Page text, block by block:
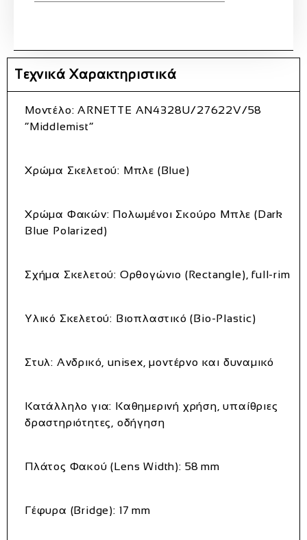
Τεχνικά Χαρακτηριστικά
Μοντέλο: ARNETTE AN4328U/27622V/58
“Middlemist”
Χρώμα Σκελετού: Μπλε (Blue)
Χρώμα Φακών: Πολωμένοι Σκούρο Μπλε (Dark
Blue Polarized)
Σχήμα Σκελετού: Ορθογώνιο (Rectangle), full-rim
Υλικό Σκελετού: Βιοπλαστικό (Bio-Plastic)
Στυλ: Ανδρικό, unisex, μοντέρνο και δυναμικό
Κατάλληλο για: Καθημερινή χρήση, υπαίθριες
δραστηριότητες, οδήγηση
Πλάτος Φακού (Lens Width): 58 mm
Γέφυρα (Bridge): 17 mm